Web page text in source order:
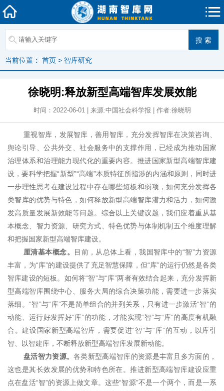
当前位置： 首页 > 智库研究
徐晓明:释放新型高端智库发展效能
时间：2022-06-01 | 来源:中国社会科学报 | 作者:徐晓明
重视智库，发展智库，善用智库，充分发挥智库在决策咨询、
舆论引导、公共外交、社会服务中的支撑作用，已经成为推动国家
治理体系和治理能力现代化的重要内容。推进国家新型高端智库建
设，要科学把握“新型”“高端”本质特征所指涉的内涵和原则，同时进
一步理性思考在建设过程中存在哪些短板和弱项，如何充分发挥各
类智库的优势与特色，如何释放新型高端智库潜力和活力，如何激
发高质量发展新效能等问题。综合以上关键议题，我们应着重从基
本概念、智力资源、研究方式、特色优势与体制机制五个维度理解
和把握国家新型高端智库建设。
厘清基本概念。
目前，从总体上看，我国智库中的“智”力资源
丰富，为“库”的建设提供了充足智慧保障，但“库”的运行仍然是各类
智库建设的短板。如何将“智”与“库”两者有效结合起来，充分发挥新
型高端智库围绕中心、服务大局的综合决策功能，需要进一步落实
落细。“智”与“库”不是简单组合的并列关系，只有进一步激活“智”的
动能、运行好发挥好“库”的功能，才能实现“智”与“库”的高度有机融
合。建设国家新型高端智库，需要促进“智”与“库”的互动，以库引
智、以智建库，不断释放新型高端智库发展新动能。
盘活智力资源。各类新型高端智库的资源是丰富且多方面的，
这也是其长效发展的优势和特色所在。推进新型高端智库建设应重
点在盘活“智”的资源上做文章。这些“智源”不是一个两个，而是一系